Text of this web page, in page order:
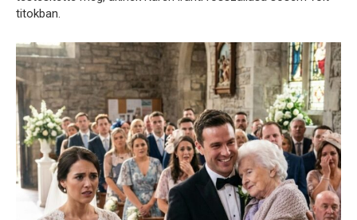
titokban.